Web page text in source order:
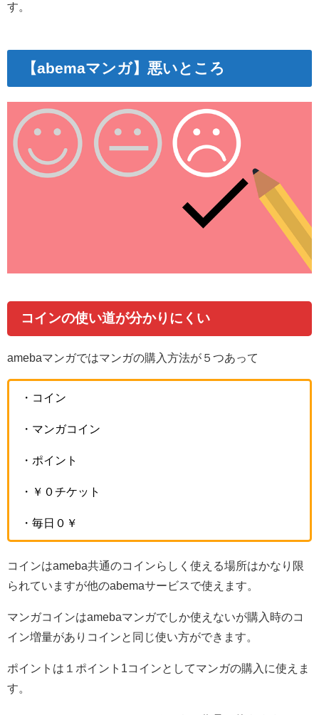
す。
【abemaマンガ】悪いところ
コインの使い道が分かりにくい
amebaマンガではマンガの購入方法が５つあって
・コイン
・マンガコイン
・ポイント
・￥０チケット
・毎日０￥
コインはameba共通のコインらしく使える場所はかなり限
られていますが他のabemaサービスで使えます。
マンガコインはamebaマンガでしか使えないが購入時のコ
イン増量がありコインと同じ使い方ができます。
ポイントは１ポイント1コインとしてマンガの購入に使えま
す。